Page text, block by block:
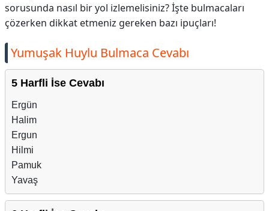
sorusunda nasıl bir yol izlemelisiniz? İşte bulmacaları
çözerken dikkat etmeniz gereken bazı ipuçları!
Yumuşak Huylu Bulmaca Cevabı
5 Harfli İse Cevabı
Ergün
Halim
Ergun
Hilmi
Pamuk
Yavaş